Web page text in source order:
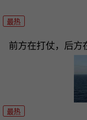
最热
前方在打仗，后方
最热